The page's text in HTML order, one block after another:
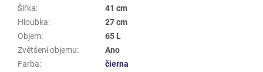
Šířka:
41 cm
Hloubka:
27 cm
Objem:
65 L
Zvětšení objemu:
Ano
Farba:
čierna